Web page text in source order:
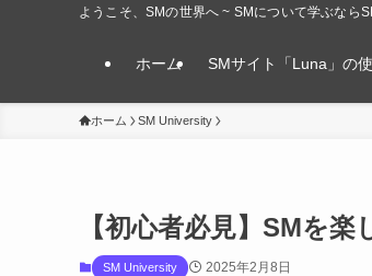
ようこそ、SMの世界へ ~ SMについて学ぶなら
ホーム SMサイト「Luna」の
ホーム SM University
【初心者必見】SMを
SM University 2025年2月8日